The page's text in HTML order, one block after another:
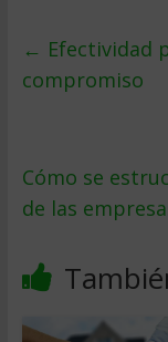
← Efectividad
compromiso
Cómo se
de las